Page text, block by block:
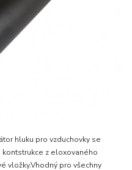
hluku pro vzduchovky se
kontstrukce z eloxovaného
vložky.Vhodný pro všechny